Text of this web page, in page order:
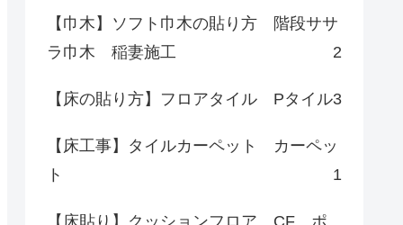
【巾木】ソフト巾木の貼り方 階段ササ
ラ巾木 稲妻施工
2
【床の貼り方】フロアタイル Pタイル3
【床工事】タイルカーペット カーペッ
ト
1
【床貼り】クッションフロア CF ポ